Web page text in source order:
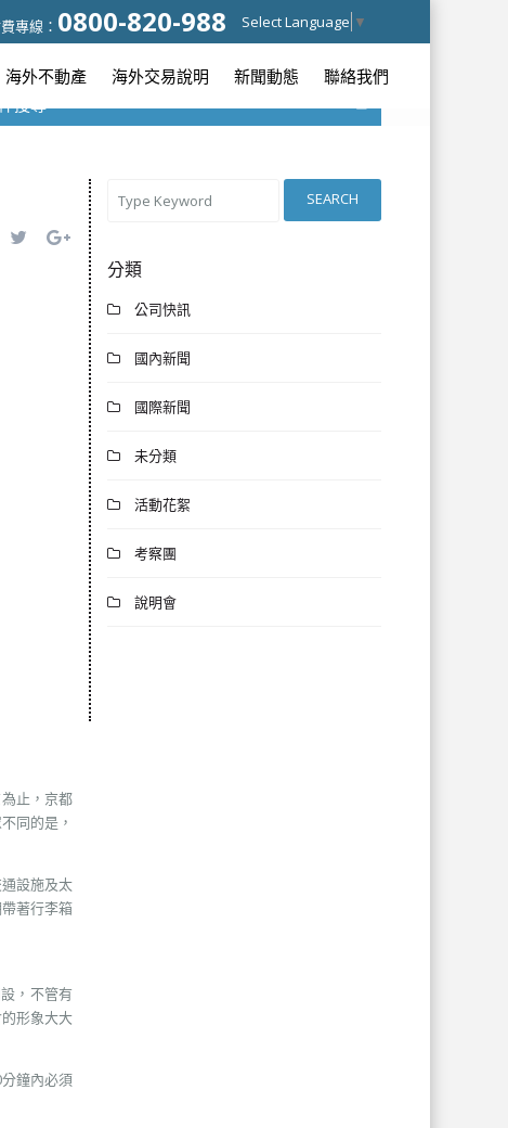
專線： 0800-820-988 Select Language ▼
海外不動產 海外交易說明 新聞動態
聯絡我們
搜尋
止，京都
同的是，
設施及太
著行李箱
，不管有
形象大大
鐘內必須
SEARCH
分類
公司快訊
國內新聞
國際新聞
未分類
活動花絮
考察團
說明會